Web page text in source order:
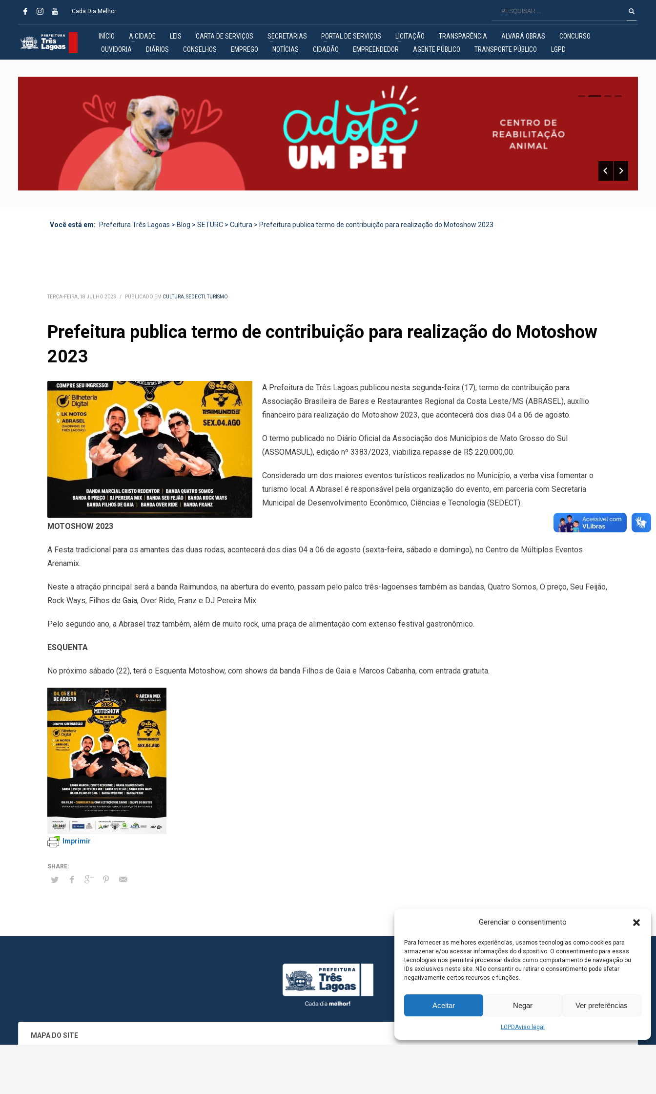
Gerenciar o consentimento
Para fornecer as melhores experiências, usamos tecnologias como cookies para
armazenar e/ou acessar informações do dispositivo. O consentimento para essas
tecnologias nos permitirá processar dados como comportamento de navegação ou
IDs exclusivos neste site. Não consentir ou retirar o consentimento pode afetar
negativamente certos recursos e funções.
Aceitar Negar Ver preferências
LGPDAviso legal
Cada Dia Melhor
INÍCIO A CIDADE LEIS CARTA DE SERVIÇOS SECRETARIAS PORTAL DE SERVIÇOS LICITAÇÃO TRANSPARÊNCIA ALVARÁ OBRAS
CONCURSO
OUVIDORIA
DIÁRIOS CONSELHOS EMPREGO NOTÍCIAS CIDADÃO EMPREENDEDOR AGENTE PÚBLICO TRANSPORTE PÚBLICO LGPD
0 1 2
Você está em: Prefeitura Três Lagoas > Blog > SETURC > Cultura > Prefeitura publica termo de contribuição para realização do Motoshow 2023
TERÇA-FEIRA, 18 JULHO 2023 / PUBLICADO EM CULTURA,SEDECTI , TURISMO
Prefeitura publica termo de contribuição para realização do Motoshow
2023
A Prefeitura de Três Lagoas publicou nesta segunda-feira (17), termo de contribuição para
Associação Brasileira de Bares e Restaurantes Regional da Costa Leste/MS (ABRASEL), auxílio
financeiro para realização do Motoshow 2023, que acontecerá dos dias 04 a 06 de agosto.
O termo publicado no Diário Oficial da Associação dos Municípios de Mato Grosso do Sul
(ASSOMASUL), edição nº 3383/2023, viabiliza repasse de R$ 220.000,00.
Considerado um dos maiores eventos turísticos realizados no Município, a verba visa fomentar o
turismo local. A Abrasel é responsável pela organização do evento, em parceria com Secretaria
Municipal de Desenvolvimento Econômico, Ciências e Tecnologia (SEDECT).
MOTOSHOW 2023
A Festa tradicional para os amantes das duas rodas, acontecerá dos dias 04 a 06 de agosto (sexta-feira, sábado e domingo), no Centro de Múltiplos Eventos
Arenamix.
Neste a atração principal será a banda Raimundos, na abertura do evento, passam pelo palco três-lagoenses também as bandas, Quatro Somos, O preço, Seu Feijão,
Rock Ways, Filhos de Gaia, Over Ride, Franz e DJ Pereira Mix.
Pelo segundo ano, a Abrasel traz também, além de muito rock, uma praça de alimentação com extenso festival gastronômico.
ESQUENTA
No próximo sábado (22), terá o Esquenta Motoshow, com shows da banda Filhos de Gaia e Marcos Cabanha, com entrada gratuita.
Imprimir
MAPA DO SITE